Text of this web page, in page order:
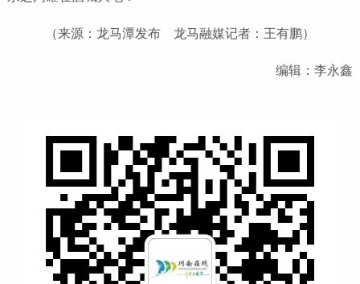
（来源：龙马潭发布 龙马融媒记者：王有鹏）
编辑：李永鑫